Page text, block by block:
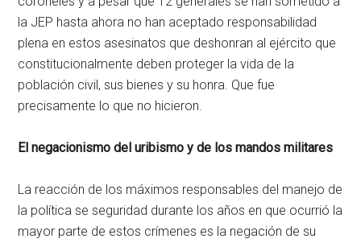
la JEP hasta ahora no han aceptado responsabilidad
plena en estos asesinatos que deshonran al ejército que
constitucionalmente deben proteger la vida de la
población civil, sus bienes y su honra. Que fue
precisamente lo que no hicieron.
El negacionismo del uribismo y de los mandos militares
La reacción de los máximos responsables del manejo de
la política se seguridad durante los años en que ocurrió la
mayor parte de estos crímenes es la negación de su